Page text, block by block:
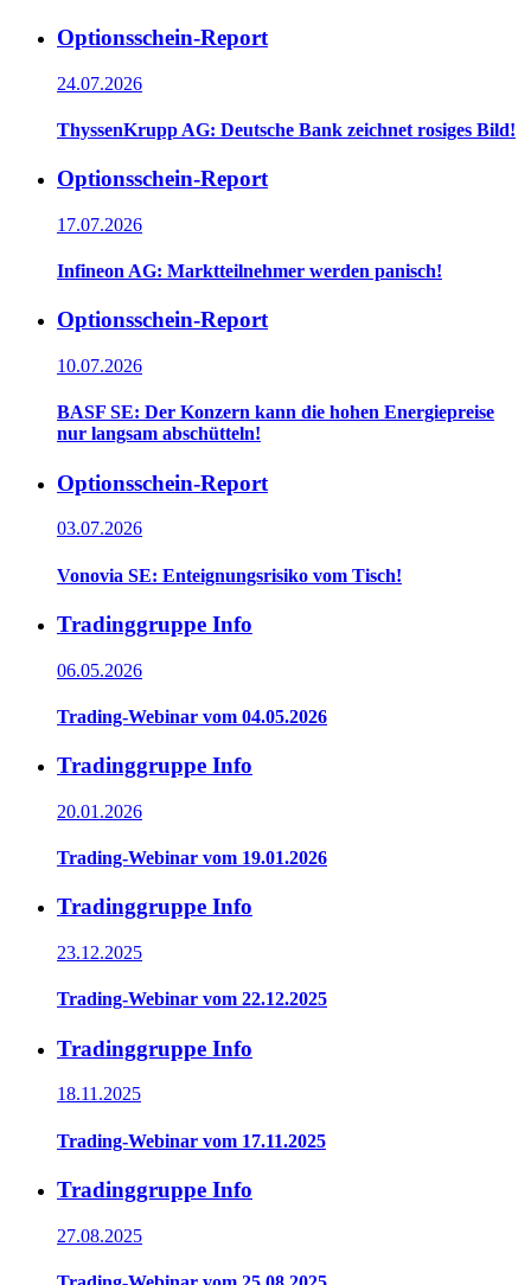
Optionsschein-Report
24.07.2026
ThyssenKrupp AG: Deutsche Bank zeichnet rosiges Bild!
Optionsschein-Report
17.07.2026
Infineon AG: Marktteilnehmer werden panisch!
Optionsschein-Report
10.07.2026
BASF SE: Der Konzern kann die hohen Energiepreise
nur langsam abschütteln!
Optionsschein-Report
03.07.2026
Vonovia SE: Enteignungsrisiko vom Tisch!
Tradinggruppe Info
06.05.2026
Trading-Webinar vom 04.05.2026
Tradinggruppe Info
20.01.2026
Trading-Webinar vom 19.01.2026
Tradinggruppe Info
23.12.2025
Trading-Webinar vom 22.12.2025
Tradinggruppe Info
18.11.2025
Trading-Webinar vom 17.11.2025
Tradinggruppe Info
27.08.2025